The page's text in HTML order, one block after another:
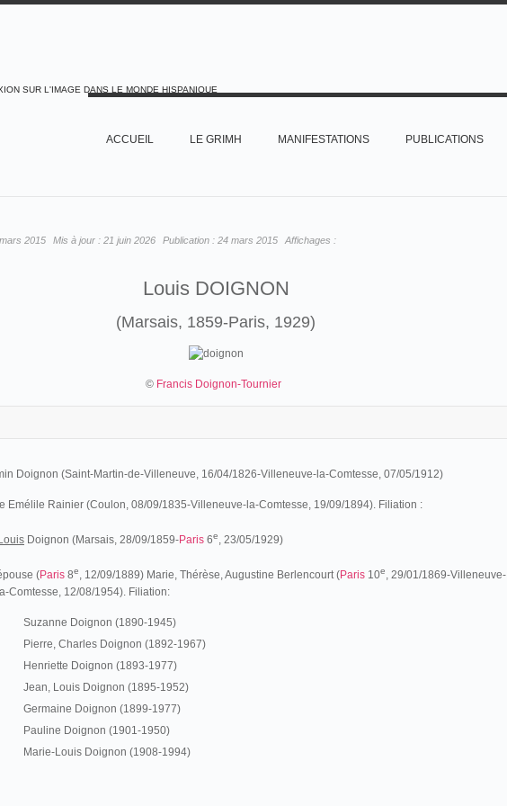
SUR L'IMAGE DANS LE MONDE HISPANIQUE
ACCUEIL LE GRIMH MANIFESTATIONS PUBLICATIONS
2015 Mis à jour : 21 juin 2026 Publication : 24 mars 2015
Affichages :
Louis DOIGNON
(Marsais, 1859-Paris, 1929)
© Francis Doignon-Tournier
Doignon (Saint-Martin-de-Villeneuve, 16/04/1826-Villeneuve-la-Comtesse, 07/05/1912)
Emélile Rainier (Coulon, 08/09/1835-Villeneuve-la-Comtesse, 19/09/1894). Filiation :
Louis Doignon (Marsais, 28/09/1859-Paris 6e, 23/05/1929)
(Paris 8e, 12/09/1889) Marie, Thérèse, Augustine Berlencourt (Paris 10e, 29/01/1869-Villeneuve-
la-Comtesse, 12/08/1954). Filiation:
Suzanne Doignon (1890-1945)
Pierre, Charles Doignon (1892-1967)
Henriette Doignon (1893-1977)
Jean, Louis Doignon (1895-1952)
Germaine Doignon (1899-1977)
Pauline Doignon (1901-1950)
Marie-Louis Doignon (1908-1994)